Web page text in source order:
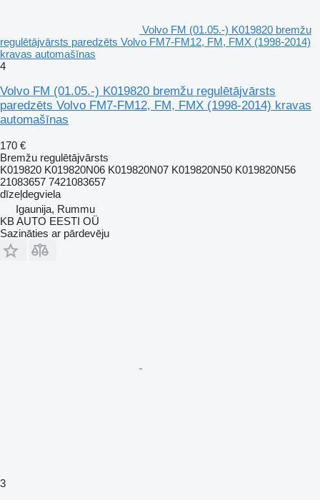
Volvo FM (01.05.-) K019820 bremžu
regulētājvārsts paredzēts Volvo FM7-FM12, FM, FMX (1998-2014)
kravas automašīnas
4
Volvo FM (01.05.-) K019820 bremžu regulētājvārsts
paredzēts Volvo FM7-FM12, FM, FMX (1998-2014) kravas
automašīnas
170 €
Bremžu regulētājvārsts
K019820 K019820N06 K019820N07 K019820N50 K019820N56
21083657 7421083657
dīzeļdegviela
Igaunija, Rummu
KB AUTO EESTI OÜ
Sazināties ar pārdevēju
3